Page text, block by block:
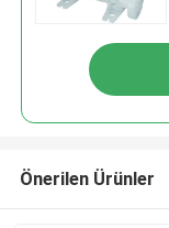
Önerilen Ürünler